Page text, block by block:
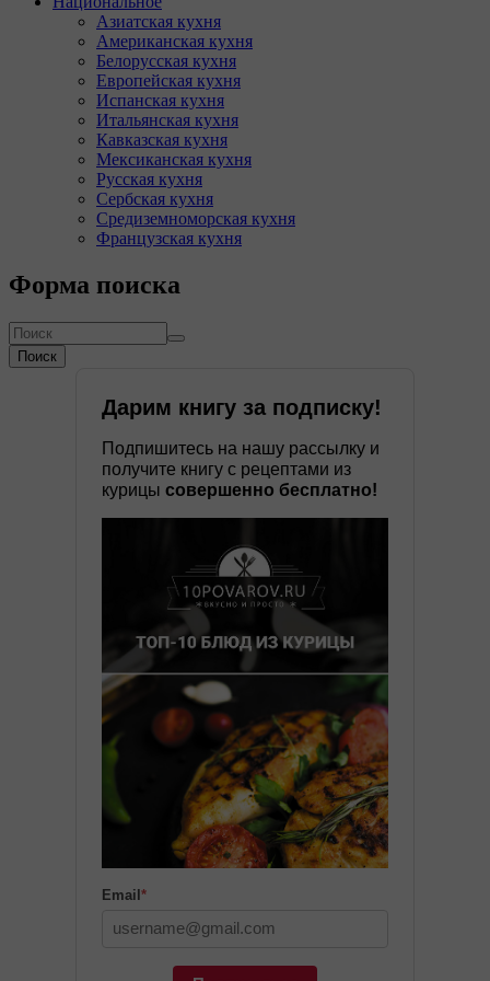
Азиатская кухня
Американская кухня
Белорусская кухня
Европейская кухня
Испанская кухня
Итальянская кухня
Кавказская кухня
Мексиканская кухня
Русская кухня
Сербская кухня
Средиземноморская кухня
Французская кухня
Форма поиска
Поиск
Дарим книгу за подписку!
Подпишитесь на нашу рассылку и
получите книгу с рецептами из
курицы совершенно бесплатно!
Email *